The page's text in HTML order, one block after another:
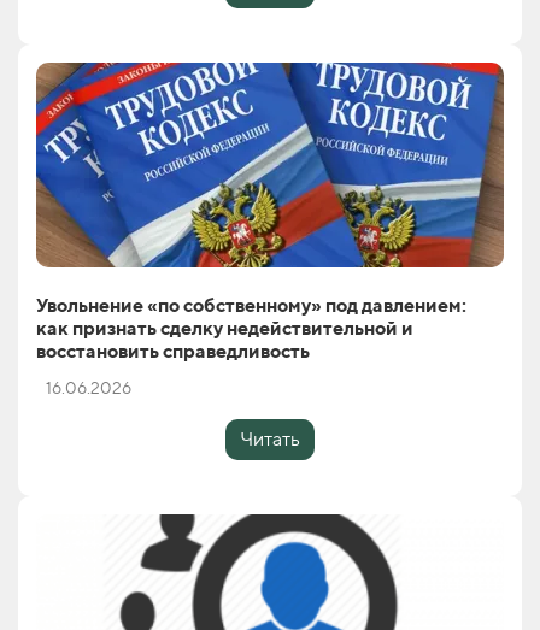
Увольнение «по собственному» под давлением:
как признать сделку недействительной и
восстановить справедливость
16.06.2026
Читать